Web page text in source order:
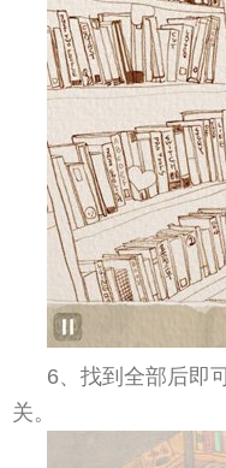
6、找到全部后即
关。